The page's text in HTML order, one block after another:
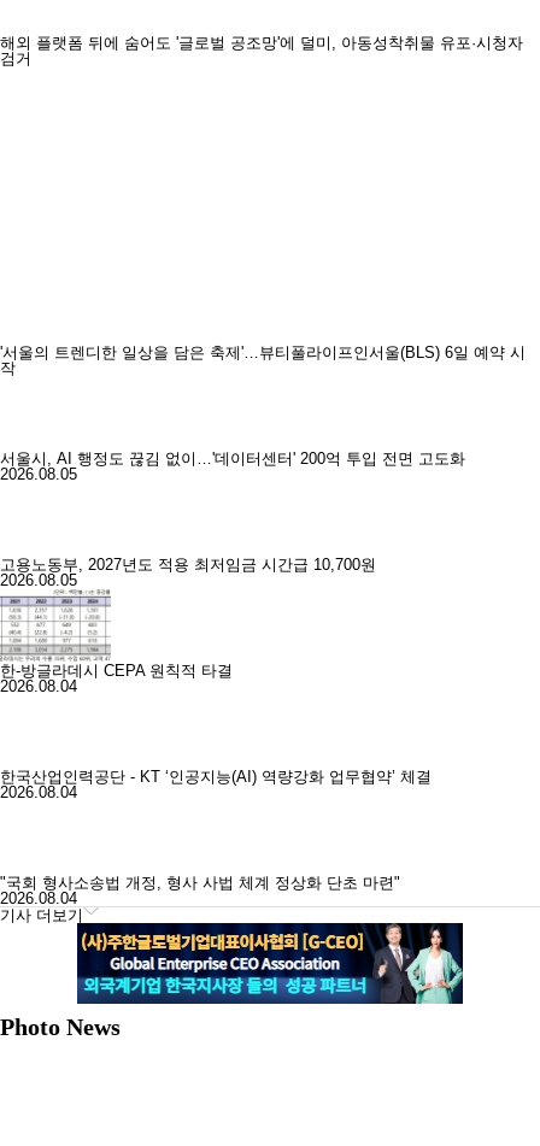
해외 플랫폼 뒤에 숨어도 '글로벌 공조망'에 덜미, 아동성착취물 유포·시청자
검거
'서울의 트렌디한 일상을 담은 축제'…뷰티풀라이프인서울(BLS) 6일 예약 시
작
서울시, AI 행정도 끊김 없이…'데이터센터' 200억 투입 전면 고도화
2026.08.05
고용노동부, 2027년도 적용 최저임금 시간급 10,700원
2026.08.05
한-방글라데시 CEPA 원칙적 타결
2026.08.04
한국산업인력공단 - KT ‘인공지능(AI) 역량강화 업무협약’ 체결
2026.08.04
"국회 형사소송법 개정, 형사 사법 체계 정상화 단초 마련"
2026.08.04
기사 더보기
Photo News